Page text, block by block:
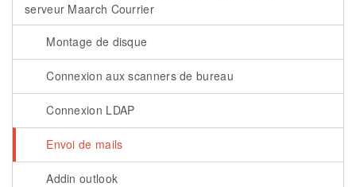
serveur Maarch Courrier
Montage de disque
Connexion aux scanners de bureau
Connexion LDAP
Envoi de mails
Addin outlook